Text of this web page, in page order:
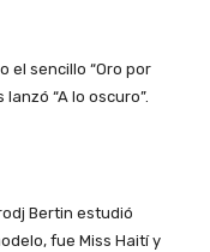
el sencillo “Oro por
“A lo oscuro”.
Bertin estudió
fue Miss Haití y